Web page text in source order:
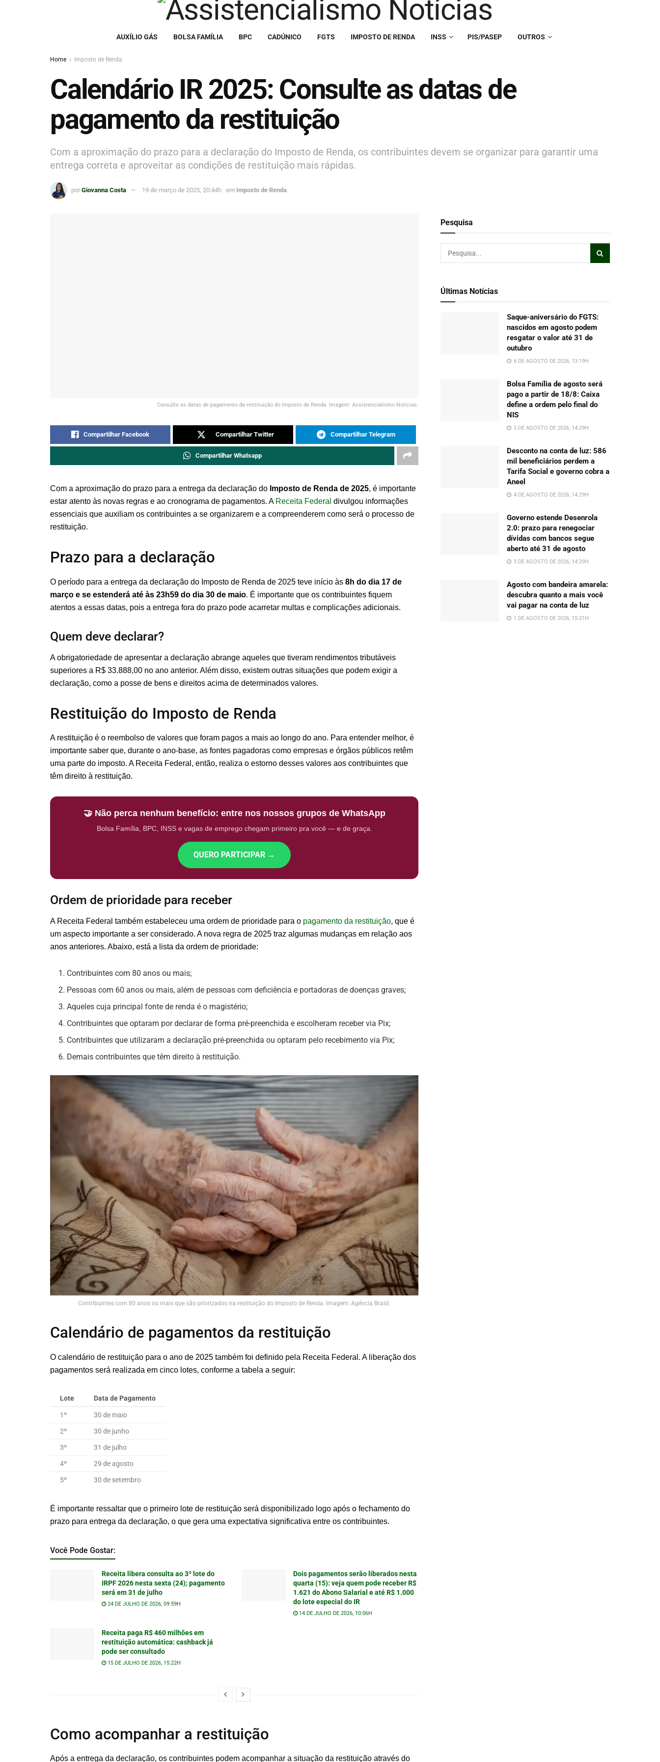
AUXÍLIO GÁS BOLSA FAMÍLIA BPC CADÚNICO FGTS IMPOSTO DE RENDA INSS PIS/PASEP OUTROS
Home Imposto de Renda
Calendário IR 2025: Consulte as datas de
pagamento da restituição
Com a aproximação do prazo para a declaração do Imposto de Renda, os contribuintes devem se organizar para garantir uma
entrega correta e aproveitar as condições de restituição mais rápidas.
por Giovanna Costa 19 de março de 2025, 20:44h em Imposto de Renda
Consulte as datas de pagamento da restituição do Imposto de Renda. Imagem: Assistencialismo Notícias.
Compartilhar Facebook Compartilhar Twitter Compartilhar Telegram
Compartilhar Whatsapp
Com a aproximação do prazo para a entrega da declaração do Imposto de Renda de 2025, é importante
estar atento às novas regras e ao cronograma de pagamentos. A Receita Federal divulgou informações
essenciais que auxiliam os contribuintes a se organizarem e a compreenderem como será o processo de
restituição.
Prazo para a declaração
O período para a entrega da declaração do Imposto de Renda de 2025 teve início às 8h do dia 17 de
março e se estenderá até às 23h59 do dia 30 de maio. É importante que os contribuintes fiquem
atentos a essas datas, pois a entrega fora do prazo pode acarretar multas e complicações adicionais.
Quem deve declarar?
A obrigatoriedade de apresentar a declaração abrange aqueles que tiveram rendimentos tributáveis
superiores a R$ 33.888,00 no ano anterior. Além disso, existem outras situações que podem exigir a
declaração, como a posse de bens e direitos acima de determinados valores.
Restituição do Imposto de Renda
A restituição é o reembolso de valores que foram pagos a mais ao longo do ano. Para entender melhor, é
importante saber que, durante o ano-base, as fontes pagadoras como empresas e órgãos públicos retêm
uma parte do imposto. A Receita Federal, então, realiza o estorno desses valores aos contribuintes que
têm direito à restituição.
🤝 Não perca nenhum benefício: entre nos nossos grupos de WhatsApp
Bolsa Família, BPC, INSS e vagas de emprego chegam primeiro pra você — e de graça.
QUERO PARTICIPAR →
Ordem de prioridade para receber
A Receita Federal também estabeleceu uma ordem de prioridade para o pagamento da restituição, que é
um aspecto importante a ser considerado. A nova regra de 2025 traz algumas mudanças em relação aos
anos anteriores. Abaixo, está a lista da ordem de prioridade:
Contribuintes com 80 anos ou mais;
Pessoas com 60 anos ou mais, além de pessoas com deficiência e portadoras de doenças graves;
Aqueles cuja principal fonte de renda é o magistério;
Contribuintes que optaram por declarar de forma pré-preenchida e escolheram receber via Pix;
Contribuintes que utilizaram a declaração pré-preenchida ou optaram pelo recebimento via Pix;
Demais contribuintes que têm direito à restituição.
Contribuintes com 80 anos ou mais que são priorizados na restituição do Imposto de Renda. Imagem: Agência Brasil.
Calendário de pagamentos da restituição
O calendário de restituição para o ano de 2025 também foi definido pela Receita Federal. A liberação dos
pagamentos será realizada em cinco lotes, conforme a tabela a seguir:
Lote Data de Pagamento
1º 30 de maio
2º 30 de junho
3º 31 de julho
4º 29 de agosto
5º 30 de setembro
É importante ressaltar que o primeiro lote de restituição será disponibilizado logo após o fechamento do
prazo para entrega da declaração, o que gera uma expectativa significativa entre os contribuintes.
Você Pode Gostar:
Receita libera consulta ao 3º lote do
IRPF 2026 nesta sexta (24); pagamento
será em 31 de julho
24 DE JULHO DE 2026, 09:59H
Dois pagamentos serão liberados nesta
quarta (15): veja quem pode receber R$
1.621 do Abono Salarial e até R$ 1.000
do lote especial do IR
14 DE JULHO DE 2026, 10:06H
Receita paga R$ 460 milhões em
restituição automática: cashback já
pode ser consultado
15 DE JULHO DE 2026, 15:22H
Como acompanhar a restituição
Após a entrega da declaração, os contribuintes podem acompanhar a situação da restituição através do
Pesquisa
Últimas Notícias
Saque-aniversário do FGTS:
nascidos em agosto podem
resgatar o valor até 31 de
outubro
6 DE AGOSTO DE 2026, 13:19H
Bolsa Família de agosto será
pago a partir de 18/8: Caixa
define a ordem pelo final do
NIS
5 DE AGOSTO DE 2026, 14:29H
Desconto na conta de luz: 586
mil beneficiários perdem a
Tarifa Social e governo cobra a
Aneel
4 DE AGOSTO DE 2026, 14:29H
Governo estende Desenrola
2.0: prazo para renegociar
dívidas com bancos segue
aberto até 31 de agosto
3 DE AGOSTO DE 2026, 14:29H
Agosto com bandeira amarela:
descubra quanto a mais você
vai pagar na conta de luz
1 DE AGOSTO DE 2026, 15:21H